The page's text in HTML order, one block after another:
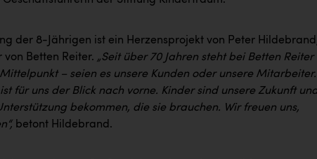
der 8-Jährigen ist ein Herzensprojekt von Peter
von Betten Reiter. „Seit über 70 Jahren steht bei Betten Reiter
– seien es unsere Kunden oder unsere Mitarbeiter.
für uns der Blick nach vorne. Kinder sind unsere Zukunft
bekommen, die sie brauchen. Wir freuen uns,
betont Hildebrand.